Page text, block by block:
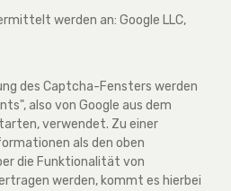
werden an: Google LLC,
des Captcha-Fensters werden
also von Google aus dem
verwendet. Zu einer
als den oben
die Funktionalität von
werden, kommt es hierbei